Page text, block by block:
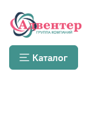
Каталог